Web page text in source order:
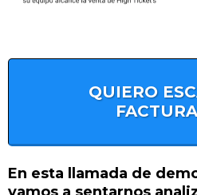
QUIERO
En esta llamada de